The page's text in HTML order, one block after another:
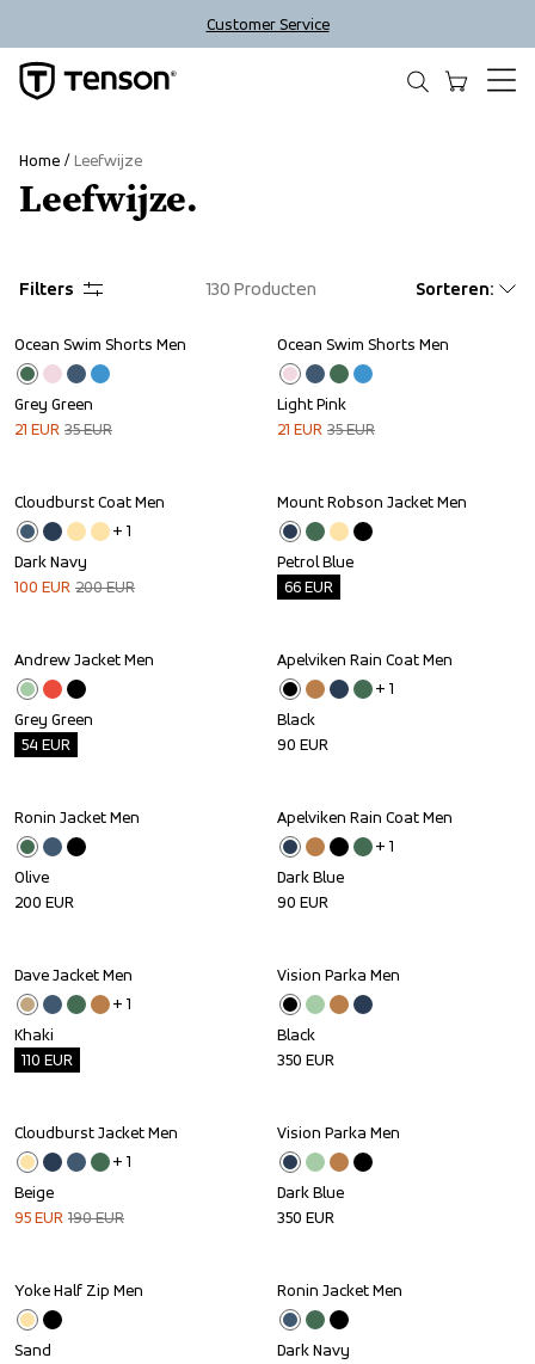
Customer Service
Home Leefwijze
Leefwijze.
Filters 130 Producten Sorteren:
Sale
Ocean Swim Shorts Men
Grey Green
21 EUR 35EUR
Sale
Ocean Swim Shorts Men
Light Pink
21 EUR 35EUR
Sale
Cloudburst Coat Men
+ 1
Dark Navy
100 EUR 200EUR
Outlet
Mount Robson Jacket Men
Petrol Blue
66EUR
Outlet
Andrew Jacket Men
Grey Green
54 EUR
Apelviken Rain Coat Men
+ 1
Black
90 EUR
Ronin Jacket Men
Olive
200 EUR
Apelviken Rain Coat Men
+ 1
Dark Blue
90 EUR
Outlet
Dave Jacket Men
+ 1
Khaki
110 EUR
Vision Parka Men
Black
350 EUR
Sale
Cloudburst Jacket Men
+ 1
Beige
95EUR 190EUR
Vision Parka Men
Dark Blue
350 EUR
Yoke Half Zip Men
Sand
Ronin Jacket Men
Dark Navy